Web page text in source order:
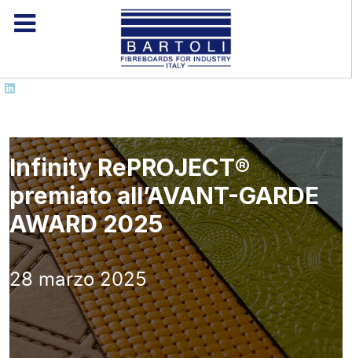
Infinity RePROJECT®
premiato all’AVANT-GARDE
AWARD 2025
28 marzo 2025